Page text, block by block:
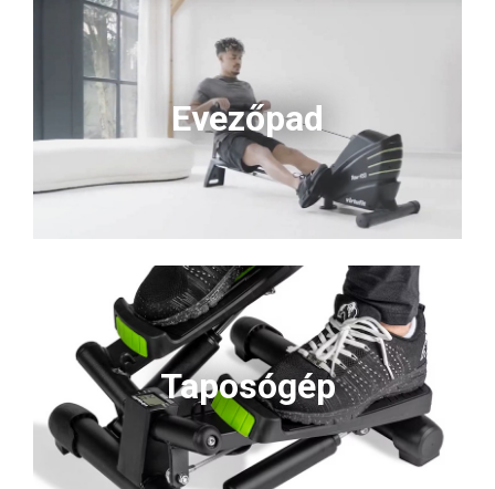
Evezőpad
Taposógép